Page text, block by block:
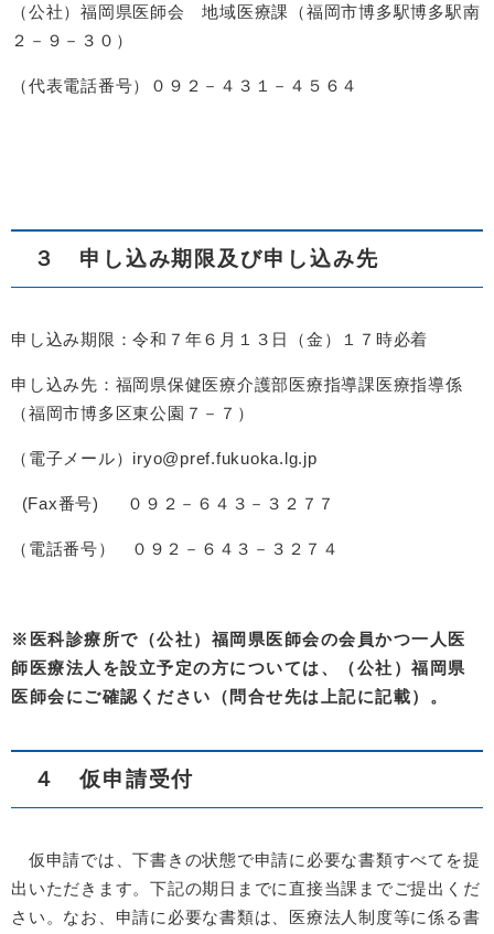
（公社）福岡県医師会 地域医療課（福岡市博多駅博多駅南
２－９－３０）
（代表電話番号）０９２－４３１－４５６４
３ 申し込み期限及び申し込み先
申し込み期限：令和７年６月１３日（金）１７時必着
申し込み先：福岡県保健医療介護部医療指導課医療指導係
（福岡市博多区東公園７－７）
（電子メール）iryo@pref.fukuoka.lg.jp
(Fax番号) ０９２－６４３－３２７７
（電話番号） ０９２－６４３－３２７４
※医科診療所で（公社）福岡県医師会の会員かつ一人医
師医療法人を設立予定の方については、（公社）福岡県
医師会にご確認ください（問合せ先は上記に記載）。
４ 仮申請受付
仮申請では、下書きの状態で申請に必要な書類すべてを提
出いただきます。下記の期日までに直接当課までご提出くだ
さい。なお、申請に必要な書類は、医療法人制度等に係る書